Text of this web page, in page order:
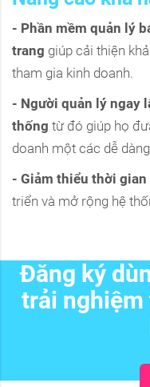
- Phần mềm quản lý
trang giúp cải thiện
tham gia kinh doanh.
- Người quản lý ngay
thống từ đó giúp họ
doanh một các dễ
- Giảm thiểu thời gian
triển và mở rộng hệ
Đăng ký
trải nghiệm